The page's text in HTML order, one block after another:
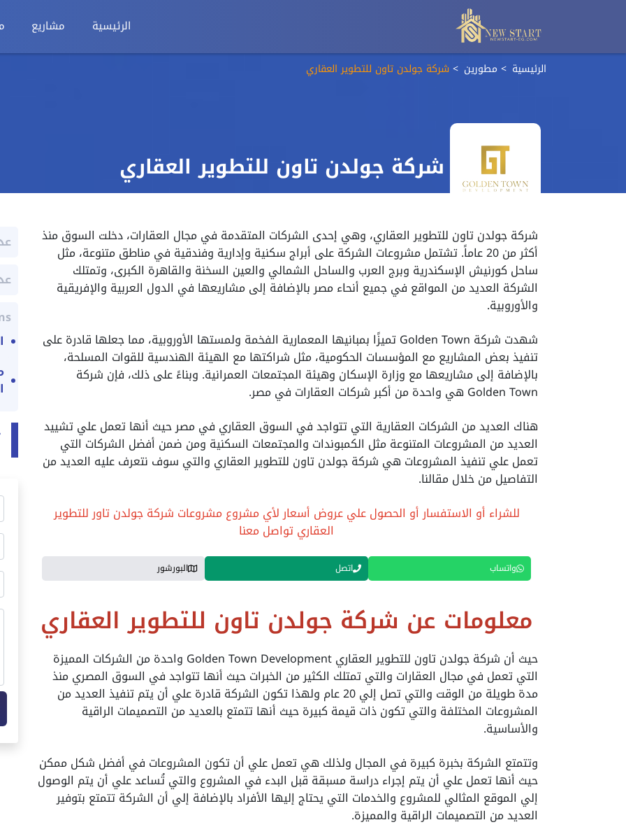
الرئيسية مشاريع
الرئيسية مطورين شركة جولدن تاون للتطوير العقاري
شركة جولدن تاون للتطوير العقاري
شركة جولدن تاون للتطوير العقاري، وهي إحدى الشركات المتقدمة في مجال العقارات، دخلت السوق منذ
أكثر من 20 عاماً. تشتمل مشروعات الشركة على أبراج سكنية وإدارية وفندقية في مناطق متنوعة، مثل
ساحل كورنيش الإسكندرية وبرج العرب والساحل الشمالي والعين السخنة والقاهرة الكبرى، وتمتلك
الشركة العديد من المواقع في جميع أنحاء مصر بالإضافة إلى مشاريعها في الدول العربية والإفريقية
والأوروبية.
شهدت شركة Golden Town تميزًا بمبانيها المعمارية الفخمة ولمستها الأوروبية، مما جعلها قادرة على
تنفيذ بعض المشاريع مع المؤسسات الحكومية، مثل شراكتها مع الهيئة الهندسية للقوات المسلحة،
بالإضافة إلى مشاريعها مع وزارة الإسكان وهيئة المجتمعات العمرانية. وبناءً على ذلك، فإن شركة
Golden Town هي واحدة من أكبر شركات العقارات في مصر.
هناك العديد من الشركات العقارية التي تتواجد في السوق العقاري في مصر حيث أنها تعمل علي تشييد
العديد من المشروعات المتنوعة مثل الكمبوندات والمجتمعات السكنية ومن ضمن أفضل الشركات التي
تعمل علي تنفيذ المشروعات هي شركة جولدن تاون للتطوير العقاري والتي سوف نتعرف عليه العديد من
التفاصيل من خلال مقالنا.
للشراء أو الاستفسار أو الحصول علي عروض أسعار لأي مشروع مشروعات شركة جولدن تاور للتطوير
العقاري تواصل معنا
واتساب اتصل البورشور
معلومات عن شركة جولدن تاون للتطوير العقاري
حيث أن شركة جولدن تاون للتطوير العقاري Golden Town Development واحدة من الشركات المميزة
التي تعمل في مجال العقارات والتي تمتلك الكثير من الخبرات حيث أنها تتواجد في السوق المصري منذ
مدة طويلة من الوقت والتي تصل إلي 20 عام ولهذا تكون الشركة قادرة علي أن يتم تنفيذ العديد من
المشروعات المختلفة والتي تكون ذات قيمة كبيرة حيث أنها تتمتع بالعديد من التصميمات الراقية
والأساسية.
وتتمتع الشركة بخبرة كبيرة في المجال ولذلك هي تعمل علي أن تكون المشروعات في أفضل شكل ممكن
حيث أنها تعمل علي أن يتم إجراء دراسة مسبقة قبل البدء في المشروع والتي تُساعد علي أن يتم الوصول
إلي الموقع المثالي للمشروع والخدمات التي يحتاج إليها الأفراد بالإضافة إلي أن الشركة تتمتع بتوفير
العديد من التصميمات الراقية والمميزة.